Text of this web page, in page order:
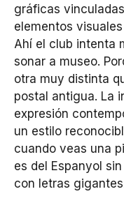
gráficas
elementos
Ahí el club intenta
sonar a museo.
otra muy distinta
postal antigua. La
expresión
un estilo
cuando veas una
es del Espanyol
con letras